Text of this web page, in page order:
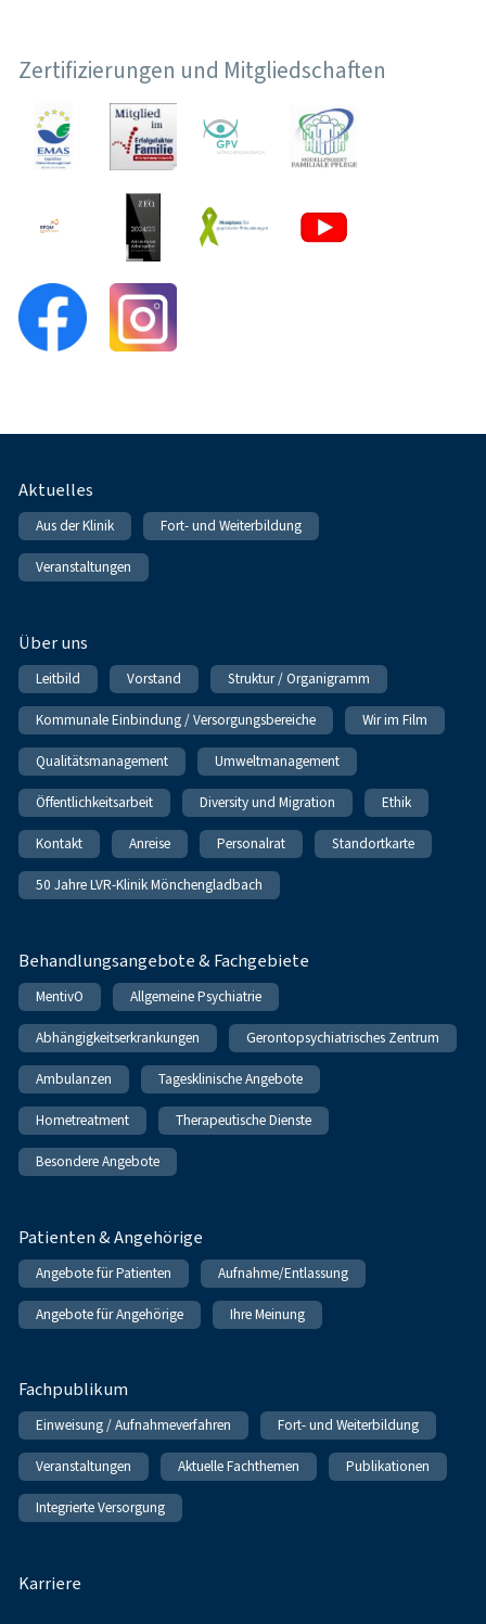
Zertifizierungen und Mitgliedschaften
Fußnavigation
Aktuelles
Aus der Klinik Fort- und Weiterbildung
Veranstaltungen
Über uns
Leitbild Vorstand Struktur / Organigramm
Kommunale Einbindung / Versorgungsbereiche Wir im Film
Qualitätsmanagement Umweltmanagement
Öffentlichkeitsarbeit Diversity und Migration Ethik
Kontakt Anreise Personalrat Standortkarte
50 Jahre LVR-Klinik Mönchengladbach
Behandlungsangebote & Fachgebiete
MentivO Allgemeine Psychiatrie
Abhängigkeitserkrankungen Gerontopsychiatrisches Zentrum
Ambulanzen Tagesklinische Angebote
Hometreatment Therapeutische Dienste
Besondere Angebote
Patienten & Angehörige
Angebote für Patienten Aufnahme/Entlassung
Angebote für Angehörige Ihre Meinung
Fachpublikum
Einweisung / Aufnahmeverfahren Fort- und Weiterbildung
Veranstaltungen Aktuelle Fachthemen Publikationen
Integrierte Versorgung
Karriere